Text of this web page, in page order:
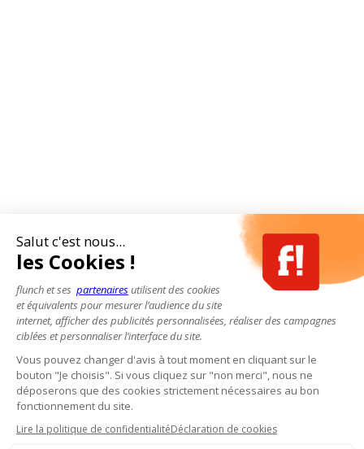
Salut c'est nous...
les Cookies !
flunch et ses partenairesutilisent des cookies
et équivalents pour mesurer l’audience du site
internet, afficher des publicités personnalisées, réaliser des campagnes
ciblées et personnaliser l’interface du site.
Vous pouvez changer d'avis à tout moment en cliquant sur le
bouton "Je choisis". Si vous cliquez sur "non merci", nous ne
déposerons que des cookies strictement nécessaires au bon
fonctionnement du site.
Lire la politique de confidentialitéDéclaration de cookies